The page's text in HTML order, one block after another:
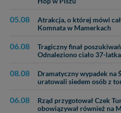
05.08
Atrakcja, o której mówi
Komnata w Mamerkach
06.08
Tragiczny finał
Odnaleziono ciało 37-latka
08.08
Dramatyczny wypadek na
uratowali siedem osób z
06.08
Rząd przygotował Czek
obowiązywał również na
danych, zażądać ich
zawsze jest możliwe
cookies. Twoja przeglądarka
tych plików - w pewnych
Dziękujemy, i życzmy miłego